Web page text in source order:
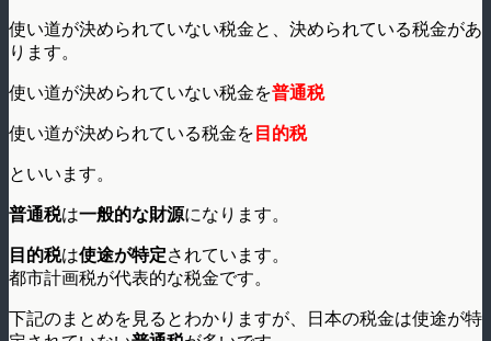
使い道が決められていない税金と、決められている税金があ
ります。
使い道が決められていない税金を普通税
使い道が決められている税金を目的税
といいます。
普通税は一般的な財源になります。
目的税は使途が特定されています。
都市計画税が代表的な税金です。
下記のまとめを見るとわかりますが、日本の税金は使途が特